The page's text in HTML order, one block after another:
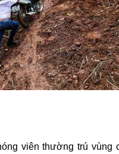
viên thường trú vùng